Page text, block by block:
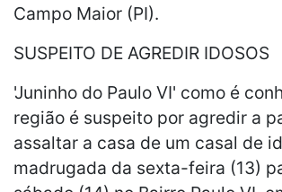
Campo Maior (PI).
SUSPEITO DE AGREDIR IDOSOS
'Juninho do Paulo VI' como é
região é suspeito por agredir a
assaltar a casa de um casal de
madrugada da sexta-feira (13)